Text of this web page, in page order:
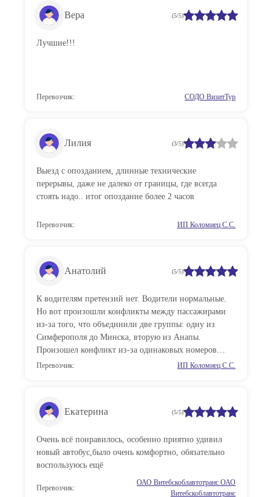
Вера (5/5)
Лучшие!!!
Перевозчик: СОДО ВизитТур
Лилия (3/5)
Выезд с опозданием, длинные технические
перерывы, даже не далеко от границы, где всегда
стоять надо.. итог опоздание более 2 часов
Перевозчик: ИП Коломиец С.С.
Анатолий (5/5)
К водителям претензий нет. Водители нормальные.
Но вот произошли конфликты между пассажирами
из-за того, что объединили две группы: одну из
Симферополя до Минска, вторую из Анапы.
Произошел конфликт из-за одинаковых номеров
мест. Также при заказе билетов расположение мест в
совсем хорош. Возникают конфликты.
Перевозчик: ИП Коломиец С.С.
Екатерина (5/5)
Очень всё понравилось, особенно приятно удивил
новый автобус,было очень комфортно, обязательно
воспользуюсь ещё
Перевозчик:
ОАО Витебскоблавтотранс ОАО
Витебскоблавтотранс